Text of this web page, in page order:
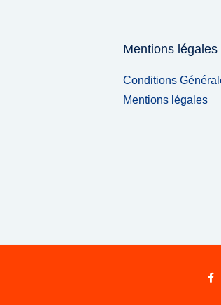
Mentions légales
Conditions
Mentions légales